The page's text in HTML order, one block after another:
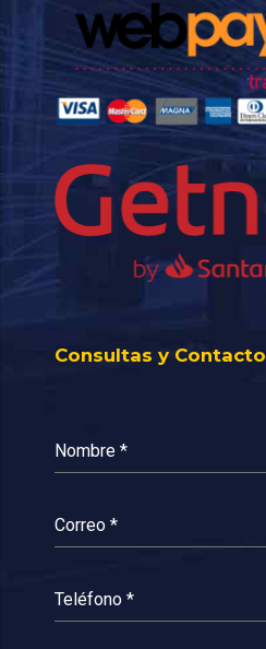
Consultas y Contacto
Nombre *
Correo *
Teléfono *